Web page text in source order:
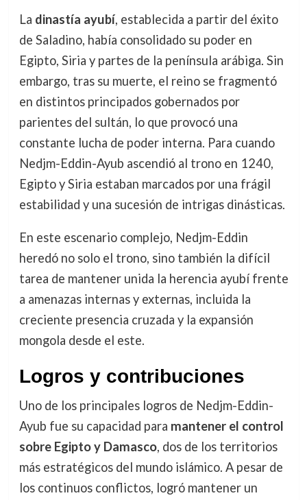
La dinastía ayubí, establecida a partir del éxito
de Saladino, había consolidado su poder en
Egipto, Siria y partes de la península arábiga. Sin
embargo, tras su muerte, el reino se fragmentó
en distintos principados gobernados por
parientes del sultán, lo que provocó una
constante lucha de poder interna. Para cuando
Nedjm-Eddin-Ayub ascendió al trono en 1240,
Egipto y Siria estaban marcados por una frágil
estabilidad y una sucesión de intrigas dinásticas.
En este escenario complejo, Nedjm-Eddin
heredó no solo el trono, sino también la difícil
tarea de mantener unida la herencia ayubí frente
a amenazas internas y externas, incluida la
creciente presencia cruzada y la expansión
mongola desde el este.
Logros y contribuciones
Uno de los principales logros de Nedjm-Eddin-
Ayub fue su capacidad para mantener el control
sobre Egipto y Damasco, dos de los territorios
más estratégicos del mundo islámico. A pesar de
los continuos conflictos, logró mantener un